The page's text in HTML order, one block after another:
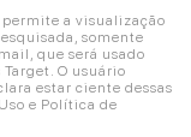
a visualização
somente
que será usado
O usuário
estar ciente dessas
e Política de